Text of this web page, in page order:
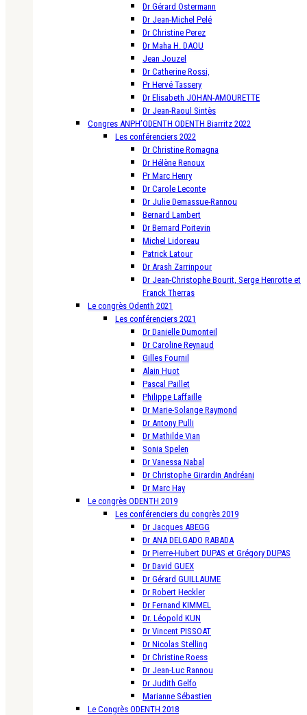
Dr Gérard Ostermann
Dr Jean-Michel Pelé
Dr Christine Perez
Dr Maha H. DAOU
Jean Jouzel
Dr Catherine Rossi,
Pr Hervé Tassery
Dr Elisabeth JOHAN-AMOURETTE
Dr Jean-Raoul Sintès
Congres ANPH’ODENTH ODENTH Biarritz 2022
Les conférenciers 2022
Dr Christine Romagna
Dr Hélène Renoux
Pr Marc Henry
Dr Carole Leconte
Dr Julie Demassue-Rannou
Bernard Lambert
Dr Bernard Poitevin
Michel Lidoreau
Patrick Latour
Dr Arash Zarrinpour
Dr Jean-Christophe Bourit, Serge Henrotte et
Franck Therras
Le congrès Odenth 2021
Les conférenciers 2021
Dr Danielle Dumonteil
Dr Caroline Reynaud
Gilles Fournil
Alain Huot
Pascal Paillet
Philippe Laffaille
Dr Marie-Solange Raymond
Dr Antony Pulli
Dr Mathilde Vian
Sonia Spelen
Dr Vanessa Nabal
Dr Christophe Girardin Andréani
Dr Marc Hay
Le congrès ODENTH 2019
Les conférenciers du congrès 2019
Dr Jacques ABEGG
Dr ANA DELGADO RABADA
Dr Pierre-Hubert DUPAS et Grégory DUPAS
Dr David GUEX
Dr Gérard GUILLAUME
Dr Robert Heckler
Dr Fernand KIMMEL
Dr. Léopold KUN
Dr Vincent PISSOAT
Dr Nicolas Stelling
Dr Christine Roess
Dr Jean-Luc Rannou
Dr Judith Gelfo
Marianne Sébastien
Le Congrès ODENTH 2018